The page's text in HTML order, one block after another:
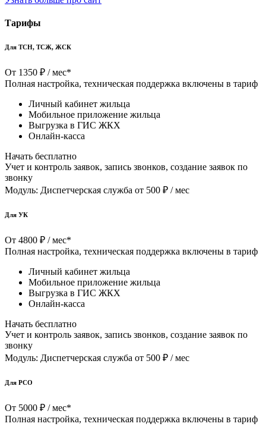
Тарифы
Для ТСН, ТСЖ, ЖСК
От 1350 ₽ / мес*
Полная настройка, техническая поддержка включены в тариф
Личный кабинет жильца
Мобильное приложение жильца
Выгрузка в ГИС ЖКХ
Онлайн-касса
Начать бесплатно
Учет и контроль заявок, запись звонков, создание заявок по
звонку
Модуль: Диспетчерская служба от 500 ₽ / мес
Для УК
От 4800 ₽ / мес*
Полная настройка, техническая поддержка включены в тариф
Личный кабинет жильца
Мобильное приложение жильца
Выгрузка в ГИС ЖКХ
Онлайн-касса
Начать бесплатно
Учет и контроль заявок, запись звонков, создание заявок по
звонку
Модуль: Диспетчерская служба от 500 ₽ / мес
Для РСО
От 5000 ₽ / меc*
Полная настройка, техническая поддержка включены в тариф